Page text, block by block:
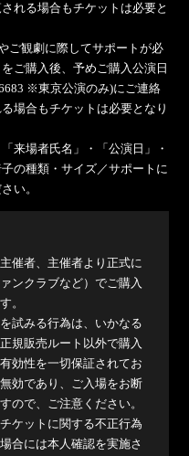
れる場合もチケットは必要と
ご観劇に際してサポートが必
ご購入後、予めご購入公演日
※東京公演のみ)にご連絡
場合もチケットは必要となり
来場者氏名」・「公演日」・
の種類・サイズ／サポートに
い。
催者、主催者より正式に
ンクラブなど）でご購入
。
試みる行為は、いかなる
規販売ルート以外で購入
効性を一切保証されてお
効であり、ご入場をお断
ので、ご注意ください。
ケットに関する不正行為
合には本人確認を実施さ